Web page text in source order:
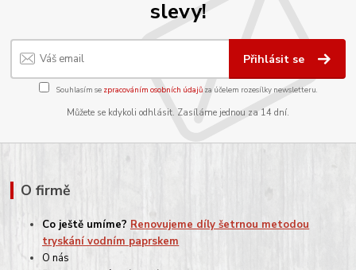
slevy!
Přihlásit se
Souhlasím se zpracováním osobních údajůza účelem rozesílky newsletteru.
Můžete se kdykoli odhlásit. Zasíláme jednou za 14 dní.
O firmě
Co ještě umíme? Renovujeme díly šetrnou metodou
tryskání vodním paprskem
O nás